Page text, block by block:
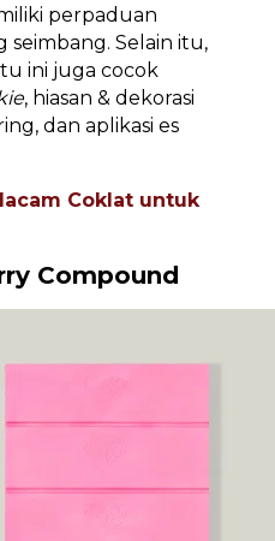
perpaduan
seimbang. Selain itu,
ini juga cocok
, hiasan & dekorasi
dan aplikasi es
Coklat untuk
Compound